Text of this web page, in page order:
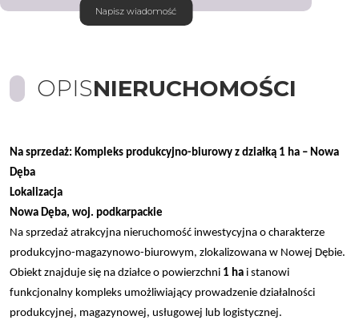
Napisz wiadomość
OPISNIERUCHOMOŚCI
Na sprzedaż: Kompleks produkcyjno-biurowy z działką 1 ha – Nowa
Dęba
Lokalizacja
Nowa Dęba, woj. podkarpackie
Na sprzedaż atrakcyjna nieruchomość inwestycyjna o charakterze
produkcyjno-magazynowo-biurowym, zlokalizowana w Nowej Dębie.
Obiekt znajduje się na działce o powierzchni 1 ha i stanowi
funkcjonalny kompleks umożliwiający prowadzenie działalności
produkcyjnej, magazynowej, usługowej lub logistycznej.